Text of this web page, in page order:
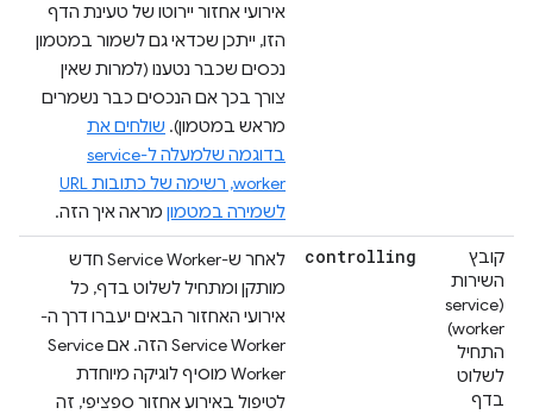
אירועי אחזור יירוטו של טעינת הדף
הזו, ייתכן שכדאי גם לשמור במטמון
נכסים שכבר נטענו (למרות שאין
צורך בכך אם הנכסים כבר נשמרים
מראש במטמון). שולחים את
בדוגמה שלמעלה ל-service
worker, רשימה של כתובות URL
לשמירה במטמון מראה איך הזה.
קובץ
השירות
(service
worker)
התחיל
לשלוט
בדף
controlling
לאחר ש-Service Worker חדש
מותקן ומתחיל לשלוט בדף, כל
אירועי האחזור הבאים יעברו דרך ה-
Service Worker הזה. אם Service
Worker מוסיף לוגיקה מיוחדת
לטיפול באירוע אחזור ספציפי, זה